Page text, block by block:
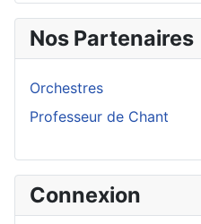
Nos Partenaires
Orchestres
Professeur de Chant
Connexion